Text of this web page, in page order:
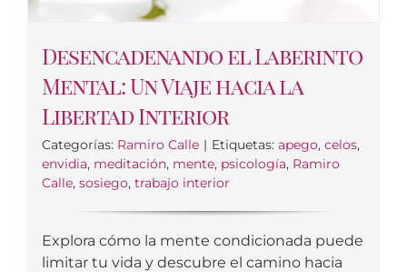
Desencadenando el Laberinto
Mental: Un Viaje hacia la
Libertad Interior
Categorías: Ramiro Calle | Etiquetas: apego, celos,
envidia, meditación, mente, psicología, Ramiro
Calle, sosiego, trabajo interior
Explora cómo la mente condicionada puede
limitar tu vida y descubre el camino hacia